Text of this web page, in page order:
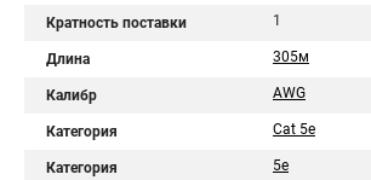
Кратность поставки 1
Длина 305м
Калибр AWG
Категория Cat 5e
Категория 5e